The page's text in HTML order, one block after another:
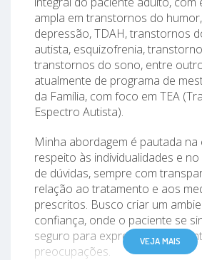
ampla em transtornos do
depressão, TDAH, transtornos
autista, esquizofrenia,
transtornos do sono, entre
atualmente de programa de
da Família, com foco em TEA
Espectro Autista).
Minha abordagem é pautada na
respeito às individualidades e
de dúvidas, sempre com
relação ao tratamento e aos
prescritos. Busco criar um
confiança, onde o paciente se
seguro para expressar seus
preocupações.
VEJA MAIS